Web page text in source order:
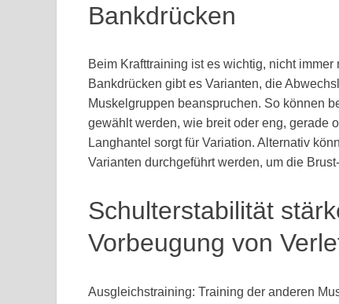
Bankdrücken
Beim Krafttraining ist es wichtig, nicht
Bankdrücken gibt es Varianten, die
Muskelgruppen beanspruchen. So können
gewählt werden, wie breit oder eng, gerade
Langhantel sorgt für Variation. Alternativ
Varianten durchgeführt werden, um die
Schulterstabilität
Vorbeugung von
Ausgleichstraining: Training der anderen